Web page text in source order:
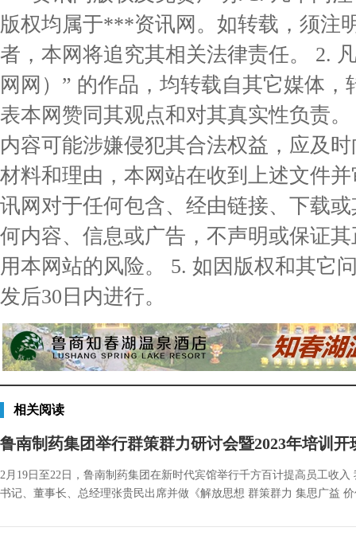
版权均属于***资讯网。如转载，须注
者，本网将追究其相关法律责任。 2.
网网）” 的作品，均转载自其它媒体
表本网赞同其观点和对其真实性负责
内容可能涉嫌侵犯其合法权益，应及
材料和理由，本网站在收到上述文件
讯网对于任何包含、经由链接、下载
何内容、信息或广告，不声明或保证
用本网站的风险。 5. 如因版权和其它
发后30日内进行。
相关阅读
鲁南制药集团举行群策群力研讨会暨2023年培训开
2月19日至22日，鲁南制药集团在新时代宾馆举行千方百计提高员工收
书记、董事长、总经理张贵民出席并做《解放思想 群策群力 集思广益